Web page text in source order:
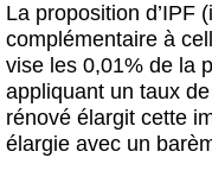
La proposition d’IPF
complémentaire à
vise les 0,01% de la
appliquant un taux
rénové élargit cette
élargie avec un